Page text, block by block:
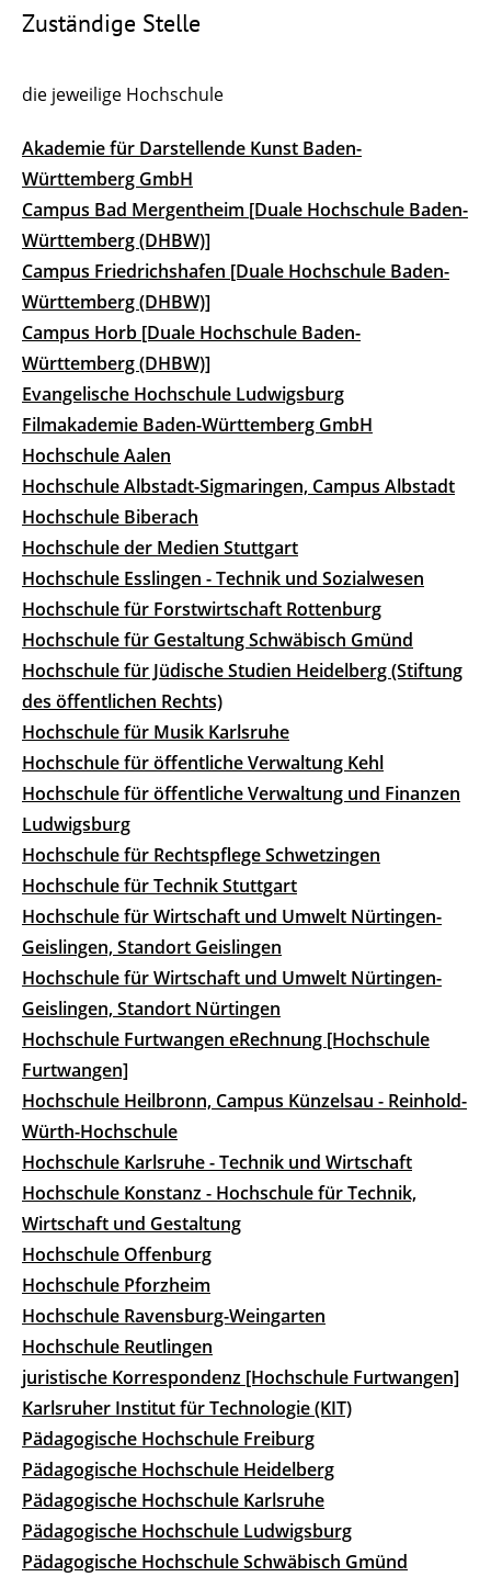
Zuständige Stelle
die jeweilige Hochschule
Akademie für Darstellende Kunst Baden-
Württemberg GmbH
Campus Bad Mergentheim [Duale Hochschule Baden-
Württemberg (DHBW)]
Campus Friedrichshafen [Duale Hochschule Baden-
Württemberg (DHBW)]
Campus Horb [Duale Hochschule Baden-
Württemberg (DHBW)]
Evangelische Hochschule Ludwigsburg
Filmakademie Baden-Württemberg GmbH
Hochschule Aalen
Hochschule Albstadt-Sigmaringen, Campus Albstadt
Hochschule Biberach
Hochschule der Medien Stuttgart
Hochschule Esslingen - Technik und Sozialwesen
Hochschule für Forstwirtschaft Rottenburg
Hochschule für Gestaltung Schwäbisch Gmünd
Hochschule für Jüdische Studien Heidelberg (Stiftung
des öffentlichen Rechts)
Hochschule für Musik Karlsruhe
Hochschule für öffentliche Verwaltung Kehl
Hochschule für öffentliche Verwaltung und Finanzen
Ludwigsburg
Hochschule für Rechtspflege Schwetzingen
Hochschule für Technik Stuttgart
Hochschule für Wirtschaft und Umwelt Nürtingen-
Geislingen, Standort Geislingen
Hochschule für Wirtschaft und Umwelt Nürtingen-
Geislingen, Standort Nürtingen
Hochschule Furtwangen eRechnung [Hochschule
Furtwangen]
Hochschule Heilbronn, Campus Künzelsau - Reinhold-
Würth-Hochschule
Hochschule Karlsruhe - Technik und Wirtschaft
Hochschule Konstanz - Hochschule für Technik,
Wirtschaft und Gestaltung
Hochschule Offenburg
Hochschule Pforzheim
Hochschule Ravensburg-Weingarten
Hochschule Reutlingen
juristische Korrespondenz [Hochschule Furtwangen]
Karlsruher Institut für Technologie (KIT)
Pädagogische Hochschule Freiburg
Pädagogische Hochschule Heidelberg
Pädagogische Hochschule Karlsruhe
Pädagogische Hochschule Ludwigsburg
Pädagogische Hochschule Schwäbisch Gmünd